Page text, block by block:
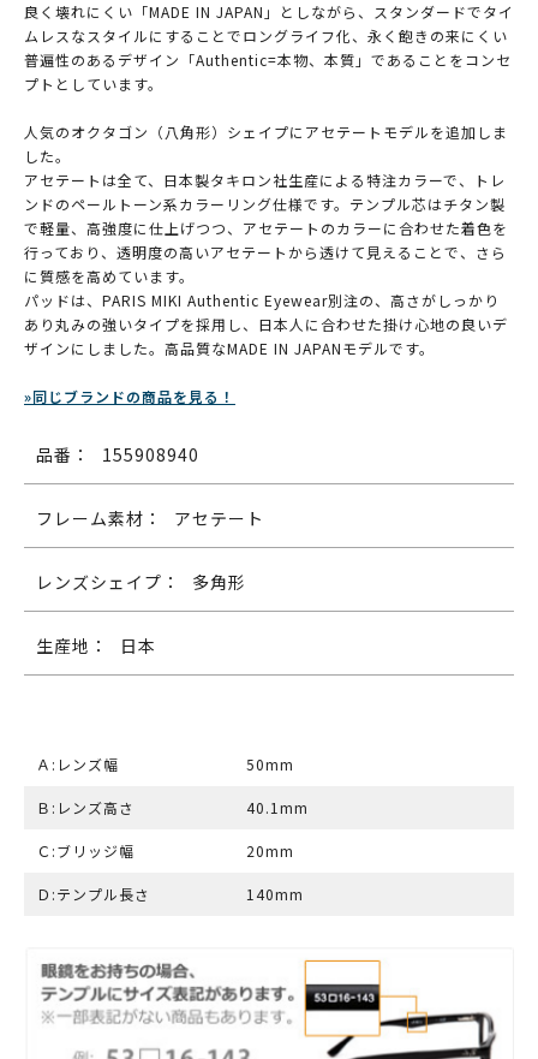
良く壊れにくい「MADE IN JAPAN」としながら、スタンダードでタイ
ムレスなスタイルにすることでロングライフ化、永く飽きの来にくい
普遍性のあるデザイン「Authentic=本物、本質」であることをコンセ
プトとしています。
人気のオクタゴン（八角形）シェイプにアセテートモデルを追加しま
した。
アセテートは全て、日本製タキロン社生産による特注カラーで、トレ
ンドのペールトーン系カラーリング仕様です。テンプル芯はチタン製
で軽量、高強度に仕上げつつ、アセテートのカラーに合わせた着色を
行っており、透明度の高いアセテートから透けて見えることで、さら
に質感を高めています。
パッドは、PARIS MIKI Authentic Eyewear別注の、高さがしっかり
あり丸みの強いタイプを採用し、日本人に合わせた掛け心地の良いデ
ザインにしました。高品質なMADE IN JAPANモデルです。
»同じブランドの商品を見る！
品番： 155908940
フレーム素材： アセテート
レンズシェイプ： 多角形
生産地： 日本
Ａ:レンズ幅 50mm
Ｂ:レンズ高さ 40.1mm
Ｃ:ブリッジ幅 20mm
Ｄ:テンプル長さ 140mm